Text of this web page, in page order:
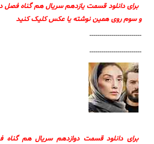
برای دانلود قسمت یازدهم سریال هم گناه
و سوم روی همین نوشته یا عکس کلیک کنید
--------------------------
--------------------------
برای دانلود قسمت دوازدهم سریال هم